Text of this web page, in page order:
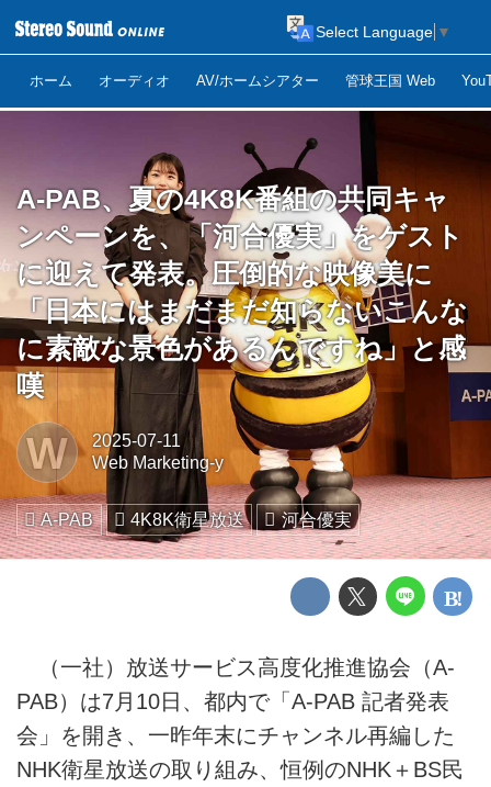
ホーム オーディオ AV/ホームシアター 管球王国 Web
Select Language ▼
A-PAB、夏の4K8K番組の共同キャ
ンペーンを、「河合優実」をゲスト
に迎えて発表。圧倒的な映像美に
「日本にはまだまだ知らないこんな
に素敵な景色があるんですね」と感
嘆
W
2025-07-11
Web Marketing-y
A-PAB 4K8K衛星放送 河合優実
（一社）放送サービス高度化推進協会（A-
PAB）は7月10日、都内で「A-PAB 記者発表
会」を開き、一昨年末にチャンネル再編した
NHK衛星放送の取り組み、恒例のNHK＋BS民